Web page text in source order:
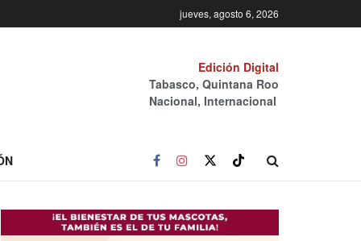
jueves, agosto 6, 2026
Edición Digital
Tabasco, Quintana Roo
Nacional, Internacional